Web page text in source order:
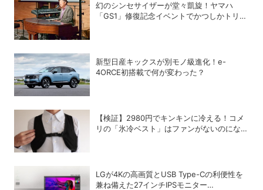
幻のシンセサイザーが堂々凱旋！ヤマハ
「GS1」修復記念イベントでかつしかトリオ
新型日産キックスが別モノ級進化！e-
4ORCE初搭載で何が変わった？
【検証】2980円でキンキンに冷える！コメ
リの「氷冷ベスト」はファンがないのになぜ
LGが4Kの高画質とUSB Type-Cの利便性を
兼ね備えた27インチIPSモニター